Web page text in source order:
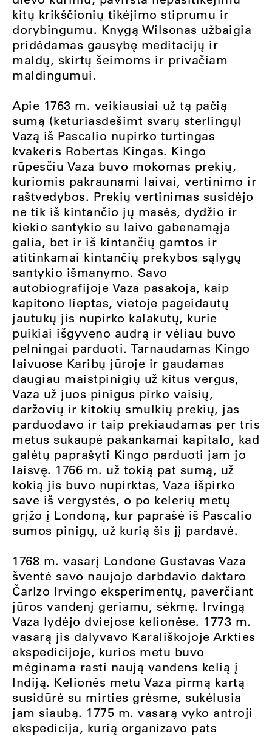
kitų krikščionių tikėjimo stiprumu ir
dorybingumu. Knygą Wilsonas užbaigia
pridėdamas gausybę meditacijų ir
maldų, skirtų šeimoms ir privačiam
maldingumui.
Apie 1763 m. veikiausiai už tą pačią
sumą (keturiasdešimt svarų sterlingų)
Vazą iš Pascalio nupirko turtingas
kvakeris Robertas Kingas. Kingo
rūpesčiu Vaza buvo mokomas prekių,
kuriomis pakraunami laivai, vertinimo ir
raštvedybos. Prekių vertinimas susidėjo
ne tik iš kintančio jų masės, dydžio ir
kiekio santykio su laivo gabenamąja
galia, bet ir iš kintančių gamtos ir
atitinkamai kintančių prekybos sąlygų
santykio išmanymo. Savo
autobiografijoje Vaza pasakoja, kaip
kapitono lieptas, vietoje pageidautų
jautukų jis nupirko kalakutų, kurie
puikiai išgyveno audrą ir vėliau buvo
pelningai parduoti. Tarnaudamas Kingo
laivuose Karibų jūroje ir gaudamas
daugiau maistpinigių už kitus vergus,
Vaza už juos pinigus pirko vaisių,
daržovių ir kitokių smulkių prekių, jas
parduodavo ir taip prekiaudamas per tris
metus sukaupė pakankamai kapitalo, kad
galėtų paprašyti Kingo parduoti jam jo
laisvę. 1766 m. už tokią pat sumą, už
kokią jis buvo nupirktas, Vaza išpirko
save iš vergystės, o po kelerių metų
grįžo į Londoną, kur paprašė iš Pascalio
sumos pinigų, už kurią šis jį pardavė.
1768 m. vasarį Londone Gustavas Vaza
šventė savo naujojo darbdavio daktaro
Čarlzo Irvingo eksperimentų, paverčiant
jūros vandenį geriamu, sėkmę. Irvingą
Vaza lydėjo dviejose kelionėse. 1773 m.
vasarą jis dalyvavo Karališkojoje Arkties
ekspedicijoje, kurios metu buvo
mėginama rasti naują vandens kelią į
Indiją. Kelionės metu Vaza pirmą kartą
susidūrė su mirties grėsme, sukėlusia
jam siaubą. 1775 m. vasarą vyko antroji
ekspedicija, kurią organizavo pats